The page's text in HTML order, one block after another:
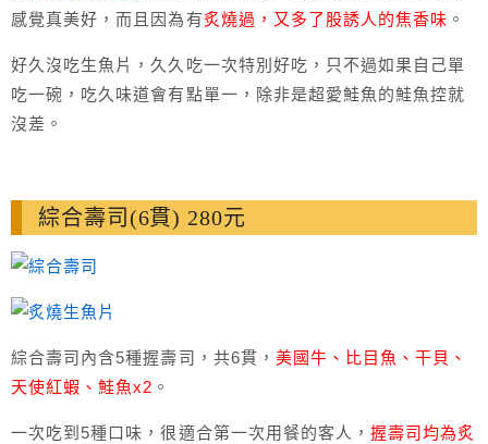
感覺真美好，而且因為有炙燒過，又多了股誘人的焦香味 。
好久沒吃生魚片，久久吃一次特別好吃，只不過如果自己單
吃一碗，吃久味道會有點單一，除非是超愛鮭魚的鮭魚控就
沒差。
綜合壽司(6貫) 280元
綜合壽司內含5種握壽司，共6貫， 美國牛、比目魚、干貝、
天使紅蝦、鮭魚x2 。
一次吃到5種口味，很適合第一次用餐的客人，握壽司均為炙